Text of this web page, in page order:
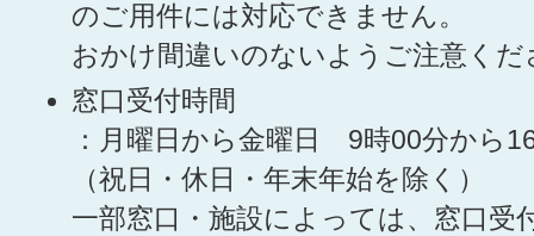
のご用件には対応できません。
おかけ間違いのないようご注意くだ
窓口受付時間
：月曜日から金曜日 9時00分から
（祝日・休日・年末年始を除く）
一部窓口・施設によっては、窓口受